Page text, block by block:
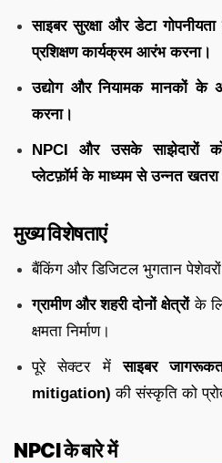
साइबर सुरक्षा और डेटा
प्रशिक्षण कार्यक्रम आरंभ करना।
उद्योग और नियामक मानकों के
करना।
NPCI और उसके साझेदारों
प्लेटफ़ॉर्म के माध्यम से उन्नत खतरा
मुख्य विशेषताएं
बैंकिंग और डिजिटल भुगतान
ग्रामीण और शहरी दोनों क्षेत्रोंके
क्षमता निर्माण।
पूरे सेक्टर मेंसाइबर
mitigation) की संस्कृति को
NPCI के बारे में